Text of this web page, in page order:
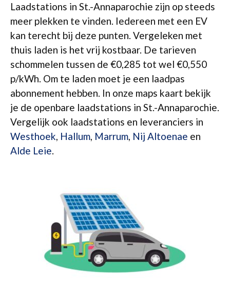
Laadstations in St.-Annaparochie zijn op steeds
meer plekken te vinden. Iedereen met een EV
kan terecht bij deze punten. Vergeleken met
thuis laden is het vrij kostbaar. De tarieven
schommelen tussen de €0,285 tot wel €0,550
p/kWh. Om te laden moet je een laadpas
abonnement hebben. In onze maps kaart bekijk
je de openbare laadstations in St.-Annaparochie.
Vergelijk ook laadstations en leveranciers in
Westhoek, Hallum, Marrum, Nij Altoenae en
Alde Leie.